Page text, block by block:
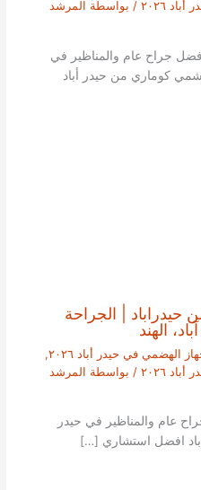
٢٠٢٦
/ بواسطة المرشد
جراح عام والمناظير في
كوماري من حيدر أباد
حيدراباد | الجراحة
الهند
الهضمي في حيدر أباد ٢٠٢٦
,
٢٠٢٦
/ بواسطة المرشد
عام والمناظير في حيدر
أباد افضل استشاري […]